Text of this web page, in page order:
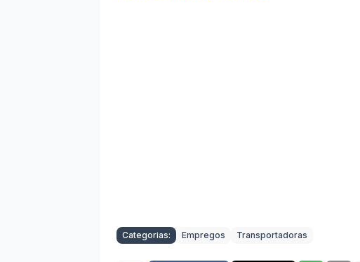
Categorias: Empregos Transportadoras